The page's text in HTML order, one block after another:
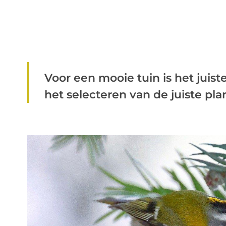
Voor een mooie tuin is het
het selecteren van de juiste